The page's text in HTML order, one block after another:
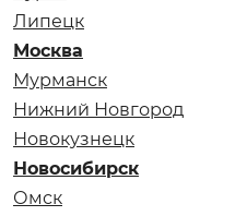
Липецк
Москва
Мурманск
Нижний Новгород
Новокузнецк
Новосибирск
Омск